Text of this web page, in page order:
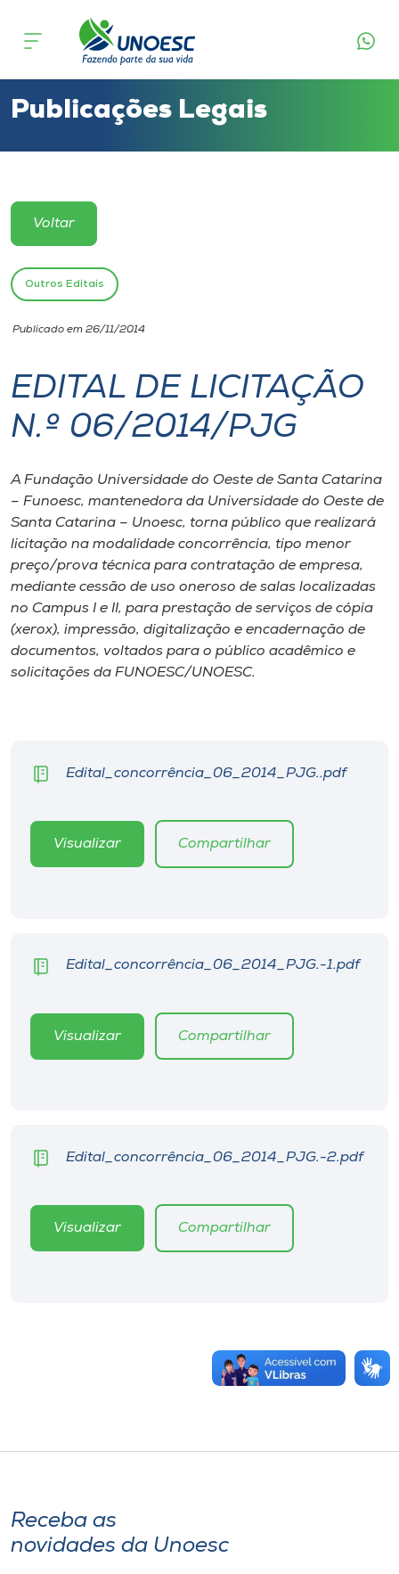
Cursos
Atendimento ao Estudante
Portal de Ensino
Unoesc
Internacionalização
I.nova
Diplomados
Cultura
Biblioteca
Unoesc
Selecione
Publicações Legais
Voltar
Outros Editais
Publicado em 26/11/2014
EDITAL DE LICITAÇÃO
N.º 06/2014/PJG
A Fundação Universidade do Oeste de Santa Catarina
– Funoesc, mantenedora da Universidade do Oeste de
Santa Catarina – Unoesc, torna público que realizará
licitação na modalidade concorrência, tipo menor
preço/prova técnica para contratação de empresa,
mediante cessão de uso oneroso de salas localizadas
no Campus I e II, para prestação de serviços de cópia
(xerox), impressão, digitalização e encadernação de
documentos, voltados para o público acadêmico e
solicitações da FUNOESC/UNOESC.
Edital_concorrência_06_2014_PJG..pdf
Visualizar Compartilhar
Edital_concorrência_06_2014_PJG.-1.pdf
Visualizar Compartilhar
Edital_concorrência_06_2014_PJG.-2.pdf
Visualizar Compartilhar
Receba as
novidades da Unoesc